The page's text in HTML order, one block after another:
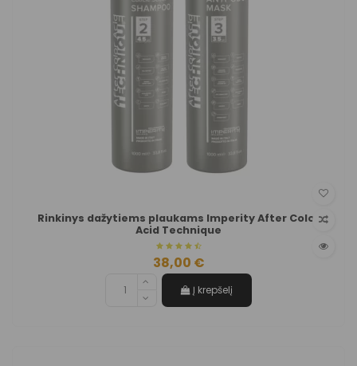
Rinkinys dažytiems plaukams Imperity After Color
Acid Technique
38,00 €
Į krepšelį